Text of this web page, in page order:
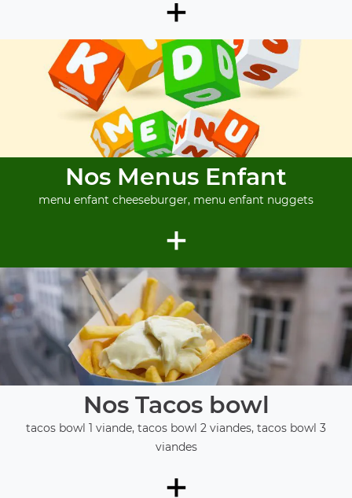
+
Nos Menus Enfant
menu enfant cheeseburger, menu enfant nuggets
+
Nos Tacos bowl
tacos bowl 1 viande, tacos bowl 2 viandes, tacos bowl 3
viandes
+